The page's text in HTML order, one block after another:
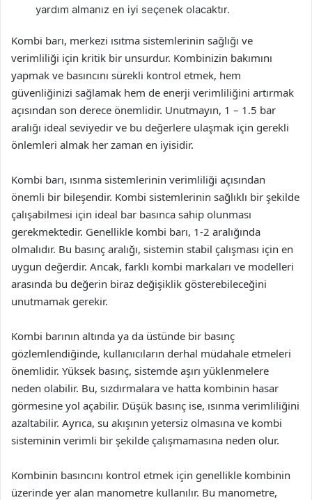
yardım almanız en iyi seçenek olacaktır.
Kombi barı, merkezi ısıtma sistemlerinin sağlığı ve
verimliliği için kritik bir unsurdur. Kombinizin bakımını
yapmak ve basıncını sürekli kontrol etmek, hem
güvenliğinizi sağlamak hem de enerji verimliliğini artırmak
açısından son derece önemlidir. Unutmayın, 1 – 1.5 bar
aralığı ideal seviyedir ve bu değerlere ulaşmak için gerekli
önlemleri almak her zaman en iyisidir.
Kombi barı, ısınma sistemlerinin verimliliği açısından
önemli bir bileşendir. Kombi sistemlerinin sağlıklı bir şekilde
çalışabilmesi için ideal bar basınca sahip olunması
gerekmektedir. Genellikle kombi barı, 1-2 aralığında
olmalıdır. Bu basınç aralığı, sistemin stabil çalışması için en
uygun değerdir. Ancak, farklı kombi markaları ve modelleri
arasında bu değerin biraz değişiklik gösterebileceğini
unutmamak gerekir.
Kombi barının altında ya da üstünde bir basınç
gözlemlendiğinde, kullanıcıların derhal müdahale etmeleri
önemlidir. Yüksek basınç, sistemde aşırı yüklenmelere
neden olabilir. Bu, sızdırmalara ve hatta kombinin hasar
görmesine yol açabilir. Düşük basınç ise, ısınma verimliliğini
azaltabilir. Ayrıca, su akışının yetersiz olmasına ve kombi
sisteminin verimli bir şekilde çalışmamasına neden olur.
Kombinin basıncını kontrol etmek için genellikle kombinin
üzerinde yer alan manometre kullanılır. Bu manometre,